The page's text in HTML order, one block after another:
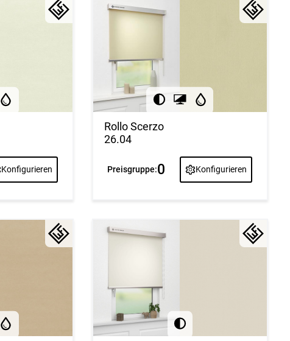
Konfigurieren
Rollo Scerzo
26.04
Konfigurieren
Preisgruppe:0